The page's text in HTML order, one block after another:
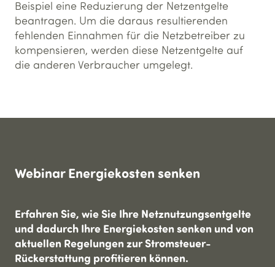
Beispiel eine Reduzierung der Netzentgelte
beantragen. Um die daraus resultierenden
fehlenden Einnahmen für die Netzbetreiber zu
kompensieren, werden diese Netzentgelte auf
die anderen Verbraucher umgelegt.
Webinar Energie­kosten senken
Erfahren Sie, wie Sie Ihre Netznutzungsentgelte
und dadurch Ihre Energiekosten senken und von
aktuellen Regelungen zur Stromsteuer-
Rückerstattung profitieren können.